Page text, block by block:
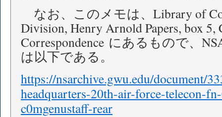
なお、このメモは、Library of
Division, Henry Arnold Papers, box 5,
Correspondence にあるもので、
は以下である。
https://nsarchive.gwu.edu/document/
headquarters-20th-air-force-telecon-
c0mgenustaff-rear